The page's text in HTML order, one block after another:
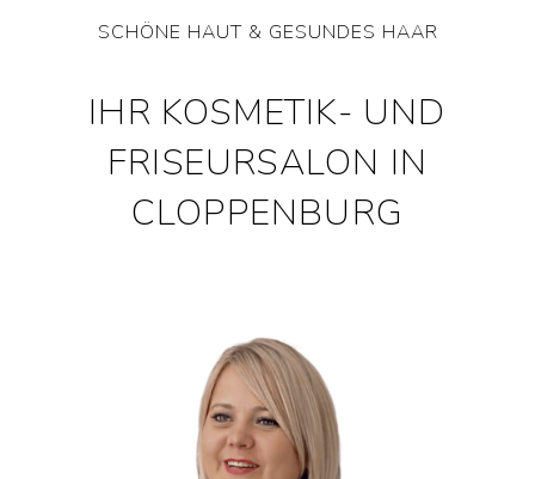
SCHÖNE HAUT & GESUNDES HAAR
IHR KOSMETIK- UND
FRISEURSALON IN
CLOPPENBURG